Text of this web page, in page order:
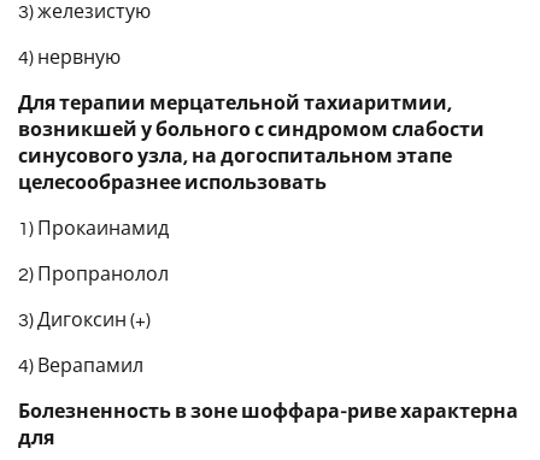
3) железистую
4) нервную
Для терапии мерцательной тахиаритмии,
возникшей у больного с синдромом слабости
синусового узла, на догоспитальном этапе
целесообразнее использовать
1) Прокаинамид
2) Пропранолол
3) Дигоксин (+)
4) Верапамил
Болезненность в зоне шоффара-риве характерна
для